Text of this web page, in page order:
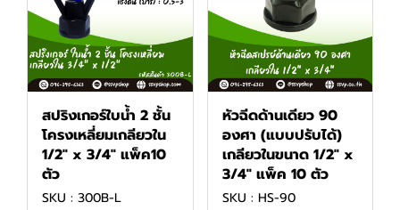
สปริงเกอร์ใบน้ำ 2 ชั้น
โครงเหลี่ยมเกลียวใน
1/2" x 3/4" แพ็ค10
ตัว
SKU : 300B-L
หัวฉีดด้านเดียว 90
องศา (แบบปรับได้)
เกลียวในขนาด 1/2" x
3/4" แพ็ค 10 ตัว
SKU : HS-90